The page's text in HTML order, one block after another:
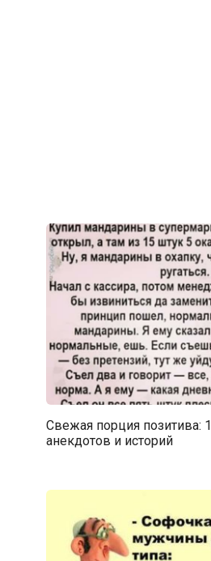
Свежая порция позитива:
анекдотов и историй